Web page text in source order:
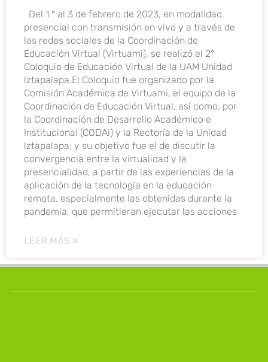
Del 1 º al 3 de febrero de 2023, en modalidad
presencial con transmisión en vivo y a través de
las redes sociales de la Coordinación de
Educación Virtual (Virtuami), se realizó el 2°
Coloquio de Educación Virtual de la UAM Unidad
lztapalapa.El Coloquio fue organizado por la
Comisión Académica de Virtuami, el equipo de la
Coordinación de Educación Virtual, así como, por
la Coordinación de Desarrollo Académico e
Institucional (CODAi) y la Rectoría de la Unidad
lztapalapa; y su objetivo fue el de discutir la
convergencia entre la virtualidad y la
presencialidad, a partir de las experiencias de la
aplicación de la tecnología en la educación
remota, especialmente las obtenidas durante la
pandemia, que permitieran ejecutar las acciones
LEER MÁS »